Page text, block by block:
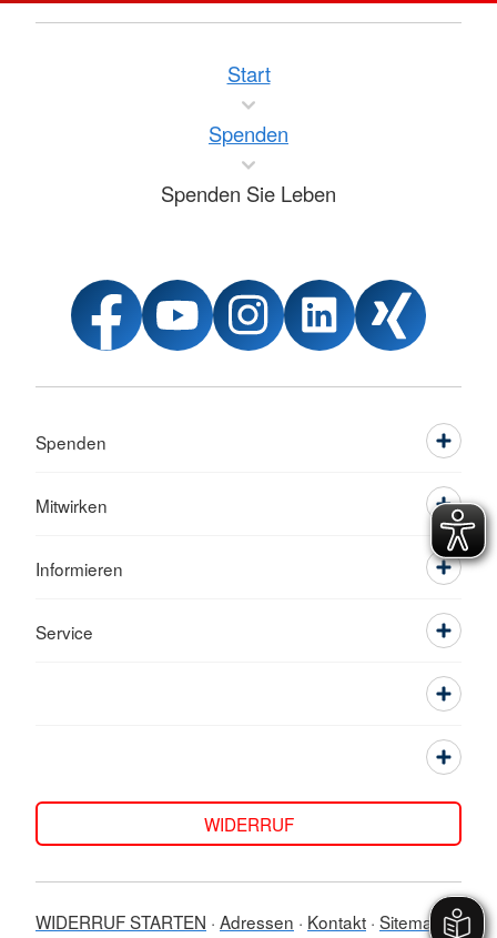
Start
Spenden
Spenden Sie Leben
Spenden
Mitwirken
Informieren
Service
WIDERRUF
WIDERRUF STARTEN Adressen Kontakt Sitemap